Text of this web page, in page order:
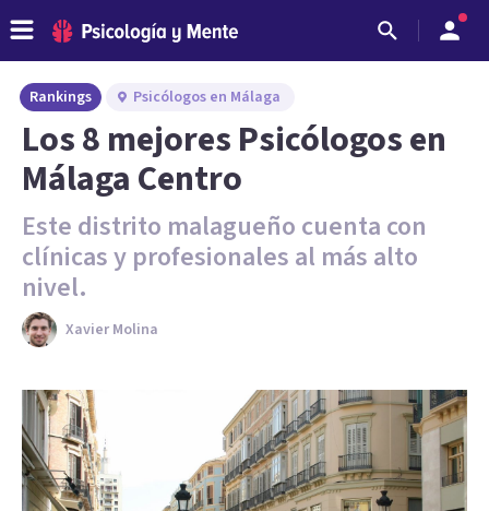
Rankings Psicólogos en Málaga
Los 8 mejores Psicólogos en
Málaga Centro
Este distrito malagueño cuenta con
clínicas y profesionales al más alto
nivel.
Xavier Molina